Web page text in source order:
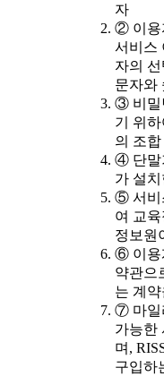
자
② 이용
서비스
자의
문자와
③ 비밀
기 위
의 조합
④ 단말
가 설
⑤ 서비
여 교
정보원
⑥ 이용
약관으
는 계
⑦ 마일
가능한
며,
구입하